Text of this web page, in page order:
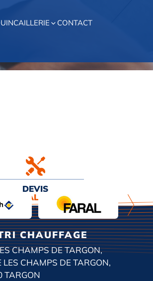
CONTACT
DEVIS
& INSTALLATION
CHAUFFAGE
CHAMPS DE TARGON,
LES CHAMPS DE TARGON,
TARGON